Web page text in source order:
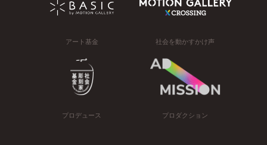
アート基金 社会を動かすかけ声
プロデュース プロダクション